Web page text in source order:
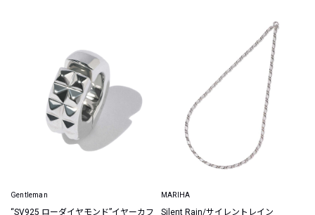
Gentleman
“SV925 ローダイヤモンド”イヤーカフ
MARIHA
Silent Rain/サイレントレイン